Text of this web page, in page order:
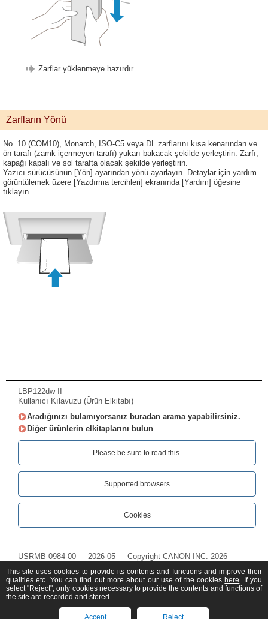
Zarflar yüklenmeye hazırdır.
Zarfların Yönü
No. 10 (COM10), Monarch, ISO-C5 veya DL zarflarını kısa kenarından ve
ön tarafı (zamk içermeyen tarafı) yukarı bakacak şekilde yerleştirin. Zarfı,
kapağı kapalı ve sol tarafta olacak şekilde yerleştirin.
Yazıcı sürücüsünün [Yön] ayarından yönü ayarlayın. Detaylar için yardım
görüntülemek üzere [Yazdırma tercihleri] ekranında [Yardım] öğesine
tıklayın.
LBP122dw II
Kullanıcı Kılavuzu (Ürün Elkitabı)
Aradığınızı bulamıyorsanız buradan arama yapabilirsiniz.
Diğer ürünlerin elkitaplarını bulun
Please be sure to read this.‎
Supported browsers
Cookies
USRMB-0984-00 2026-05 Copyright CANON INC. 2026
This site uses cookies to provide its contents and functions and improve their
qualities etc. You can find out more about our use of the cookies here. If you
select "Reject", only cookies necessary to provide the contents and functions of
the site are recorded and stored.
Accept Reject